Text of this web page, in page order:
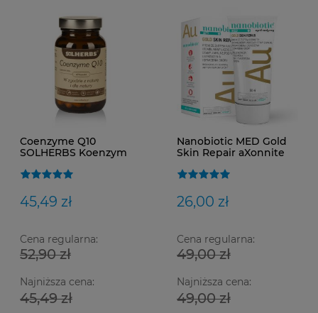
Coenzyme Q10
SOLHERBS Koenzym
45,49 zł
Cena regularna:
52,90 zł
Najniższa cena:
45,49 zł
Nanobiotic MED Gold
Skin Repair aXonnite
poparzenia skóry 50ml
26,00 zł
Cena regularna:
49,00 zł
Najniższa cena:
49,00 zł